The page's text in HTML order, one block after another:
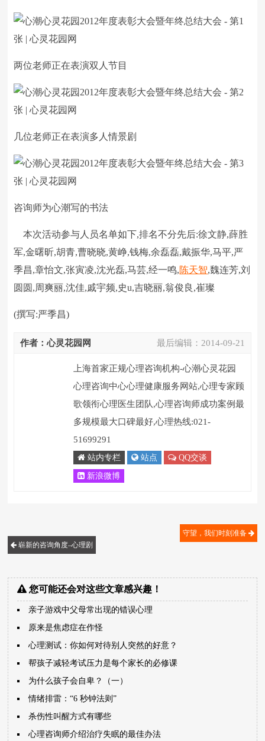
两位老师正在表演双人节目
几位老师正在表演多人情景剧
咨询师为心潮写的书法
本次活动参与人员名单如下,排名不分先后:徐文静,薛胜
军,金曙昕,胡青,曹晓晓,黄峥,钱梅,余磊磊,戴振华,马平,严
季昌,章怡文,张寅凌,沈光磊,马芸,经一鸣,陈天智,魏连芳,刘
圆圆,周爽丽,沈佳,戚宇频,史u,吉晓丽,翁俊良,崔璨
(撰写:严季昌)
最后编辑： 2014-09-21
作者：心灵花园网
上海首家正规心理咨询机构-心潮心灵花园
心理咨询中心心理健康服务网站,心理专家顾
歌领衔心理医生团队,心理咨询师成功案例最
多规模最大口碑最好,心理热线:021-
51699291
站内专栏 站点 QQ交谈
新浪微博
崭新的咨询角度–心理剧
守望，我们时刻准备
您可能还会对这些文章感兴趣！
亲子游戏中父母常出现的错误心理
原来是焦虑症在作怪
心理测试：你如何对待别人突然的好意？
帮孩子减轻考试压力是每个家长的必修课
为什么孩子会自卑？（一）
情绪排雷：“6 秒钟法则”
杀伤性叫醒方式有哪些
心理咨询师介绍治疗失眠的最佳办法